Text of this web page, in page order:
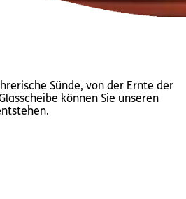
Sünde, von der Ernte der
können Sie unseren